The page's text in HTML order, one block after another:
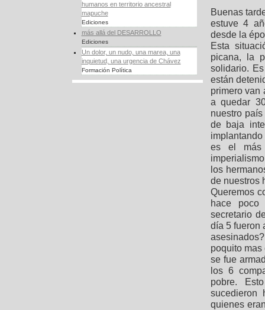
humanos en territorio ancestral
mapuche
Ediciones
más allá del DESARROLLO
Ediciones
Un dolor, un nudo, una marea, una
inquietud, una urgencia de Chávez
Formación Política
Buenas
estuve 4
desde la
Esta
picana, la
solidario.
están
primero van
a quedar
nuestro
de baja
es el más
los
de nuestros
Queremos
hace poco
secretario
día 5 fueron
poquito
se fue
los 6
pobre.
sucedieron
quienes